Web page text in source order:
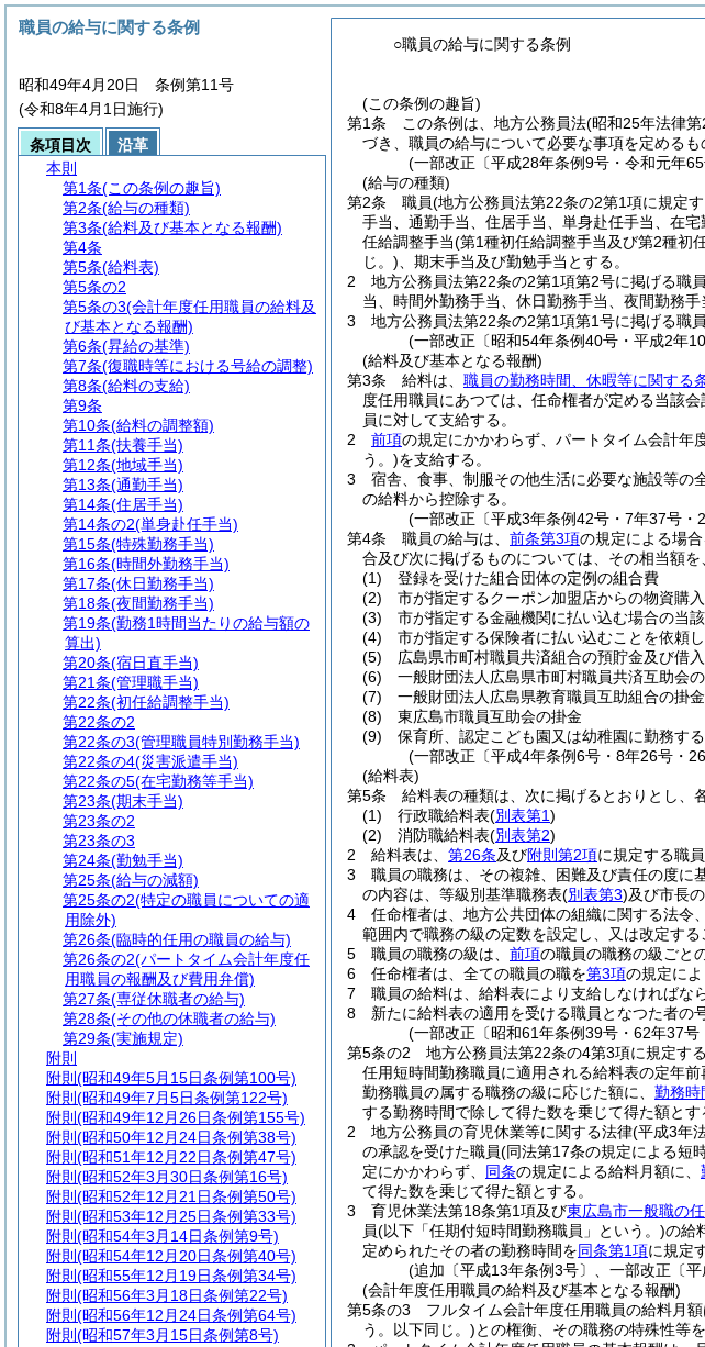
○職員の給与に関する条例
(この条例の趣旨)
第1条
この条例は、地方公務員法(昭和25年法律
づき、職員の給与について必要な事項を定めるも
(一部改正〔平成28年条例9号・令和元年
(給与の種類)
第2条
職員(地方公務員法第22条の2第1項に規定
手当、通勤手当、住居手当、単身赴任手当、在
任給調整手当(第1種初任給調整手当及び第2種初
じ。) 、期末手当及び勤勉手当とする。
2
地方公務員法第22条の2第1項第2号に掲げる職員
当、時間外勤務手当、休日勤務手当、夜間勤務
3
地方公務員法第22条の2第1項第1号に掲げる職員
(一部改正〔昭和54年条例40号・平成2年
(給料及び基本となる報酬)
第3条
給料は、 職員の勤務時間、休暇等に関する
度任用職員にあつては、任命権者が定める当該
員に対して支給する。
2
前項の規定にかかわらず、パートタイム会計年
う。)を支給する。
3
宿舎、食事、制服その他生活に必要な施設等の
の給料から控除する。
(一部改正〔平成3年条例42号・7年37号・
第4条
職員の給与は、 前条第3項の規定による場
合及び次に掲げるものについては、その相当額
(1)
登録を受けた組合団体の定例の組合費
(2)
市が指定するクーポン加盟店からの物資購
(3)
市が指定する金融機関に払い込む場合の当
(4)
市が指定する保険者に払い込むことを依頼
(5)
広島県市町村職員共済組合の預貯金及び借
(6)
一般財団法人広島県市町村職員共済互助会
(7)
一般財団法人広島県教育職員互助組合の掛金
(8)
東広島市職員互助会の掛金
(9)
保育所、認定こども園又は幼稚園に勤務す
(一部改正〔平成4年条例6号・8年26号・
(給料表)
第5条
給料表の種類は、次に掲げるとおりとし、
(1)
行政職給料表(別表第1)
(2)
消防職給料表(別表第2)
2
給料表は、 第26条及び附則第2項に規定する職
3
職員の職務は、その複雑、困難及び責任の度に
の内容は、等級別基準職務表(別表第3)及び市長
4
任命権者は、地方公共団体の組織に関する法令
範囲内で職務の級の定数を設定し、又は改定する
5
職員の職務の級は、 前項の職員の職務の級ごと
6
任命権者は、全ての職員の職を第3項の規定に
7
職員の給料は、給料表により支給しなければな
8
新たに給料表の適用を受ける職員となつた者の
(一部改正〔昭和61年条例39号・62年37
第5条の2
地方公務員法第22条の4第3項に規定す
任用短時間勤務職員に適用される給料表の定年
勤務職員の属する職務の級に応じた額に、 勤務時
する勤務時間で除して得た数を乗じて得た額とす
2
地方公務員の育児休業等に関する法律(平成3年
の承認を受けた職員(同法第17条の規定による短
定にかかわらず、 同条の規定による給料月額に、
て得た数を乗じて得た額とする。
3
育児休業法第18条第1項及び東広島市一般職の
員(以下「任期付短時間勤務職員」という。)の給
定められたその者の勤務時間を同条第1項に規定
(追加〔平成13年条例3号〕、一部改正〔
(会計年度任用職員の給料及び基本となる報酬)
第5条の3
フルタイム会計年度任用職員の給料月
う。以下同じ。)との権衡、その職務の特殊性等
職員の給与に関する条例
昭和49年4月20日 条例第11号
(令和8年4月1日施行)
条項目次
沿革
本則
第1条(この条例の趣旨)
第2条(給与の種類)
第3条(給料及び基本となる報酬)
第4条
第5条(給料表)
第5条の2
第5条の3(会計年度任用職員の給料及
び基本となる報酬)
第6条(昇給の基準)
第7条(復職時等における号給の調整)
第8条(給料の支給)
第9条
第10条(給料の調整額)
第11条(扶養手当)
第12条(地域手当)
第13条(通勤手当)
第14条(住居手当)
第14条の2(単身赴任手当)
第15条(特殊勤務手当)
第16条(時間外勤務手当)
第17条(休日勤務手当)
第18条(夜間勤務手当)
第19条(勤務1時間当たりの給与額の
算出)
第20条(宿日直手当)
第21条(管理職手当)
第22条(初任給調整手当)
第22条の2
第22条の3(管理職員特別勤務手当)
第22条の4(災害派遣手当)
第22条の5(在宅勤務等手当)
第23条(期末手当)
第23条の2
第23条の3
第24条(勤勉手当)
第25条(給与の減額)
第25条の2(特定の職員についての適
用除外)
第26条(臨時的任用の職員の給与)
第26条の2(パートタイム会計年度任
用職員の報酬及び費用弁償)
第27条(専従休職者の給与)
第28条(その他の休職者の給与)
第29条(実施規定)
附則
附則 (昭和49年5月15日条例第100号)
附則 (昭和49年7月5日条例第122号)
附則 (昭和49年12月26日条例第155号)
附則 (昭和50年12月24日条例第38号)
附則 (昭和51年12月22日条例第47号)
附則 (昭和52年3月30日条例第16号)
附則 (昭和52年12月21日条例第50号)
附則 (昭和53年12月25日条例第33号)
附則 (昭和54年3月14日条例第9号)
附則 (昭和54年12月20日条例第40号)
附則 (昭和55年12月19日条例第34号)
附則 (昭和56年3月18日条例第22号)
附則 (昭和56年12月24日条例第64号)
附則 (昭和57年3月15日条例第8号)